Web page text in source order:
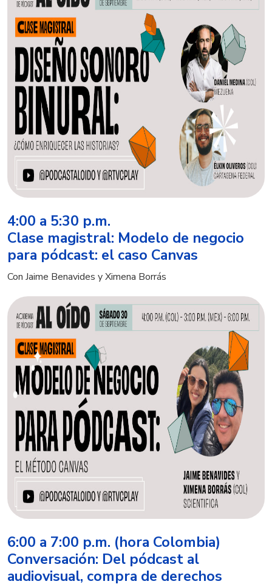
4:00 a 5:30 p.m.
Clase magistral: Modelo de negocio
para pódcast: el caso Canvas
Con Jaime Benavides y Ximena Borrás
6:00 a 7:00 p.m. (hora Colombia)
Conversación: Del pódcast al
audiovisual, compra de derechos